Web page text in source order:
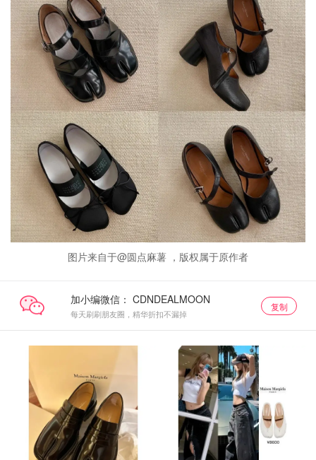
图片来自于@圆点麻薯 ，版权属于原作者
加小编微信：
每天刷刷朋友圈，精华折扣不漏掉
复制